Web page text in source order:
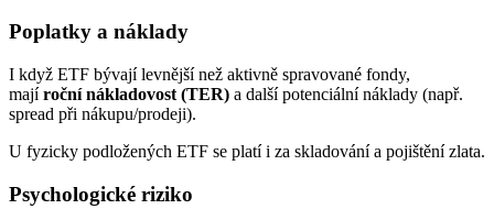
Poplatky a náklady
I když ETF bývají levnější než aktivně spravované fondy,
majíroční nákladovost (TER) a další potenciální náklady (např.
spread při nákupu/prodeji).
U fyzicky podložených ETF se platí i za skladování a pojištění zlata.
Psychologické riziko